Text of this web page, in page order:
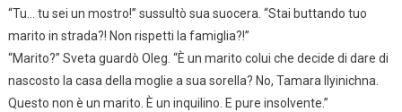
“Tu… tu sei un mostro!” sussultò sua suocera. “Stai buttando tuo
marito in strada?! Non rispetti la famiglia?!”
“Marito?” Sveta guardò Oleg. “È un marito colui che decide di dare di
nascosto la casa della moglie a sua sorella? No, Tamara Ilyinichna.
Questo non è un marito. È un inquilino. E pure insolvente.”